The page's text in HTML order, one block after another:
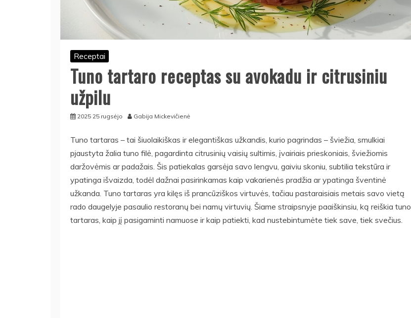
Receptai
Tuno tartaro receptas su avokadu ir citrusiniu
užpilu
2025 25 rugsėjo Gabija Mickevičienė
Tuno tartaras – tai šiuolaikiškas ir elegantiškas užkandis, kurio pagrindas – šviežia, smulkiai
pjaustyta žalia tuno filė, pagardinta citrusinių vaisių sultimis, įvairiais prieskoniais, šviežiomis
daržovėmis ar padažais. Šis patiekalas garsėja savo lengvu, gaiviu skoniu, subtilia tekstūra ir
ypatinga išvaizda, todėl dažnai pasirinkamas kaip vakarienės pradžia ar ypatinga šventinė
užkanda. Tuno tartaras yra kilęs iš prancūziškos virtuvės, tačiau pastaraisiais metais savo vietą
rado daugelyje pasaulio restoranų bei namų virtuvių. Šiame straipsnyje paaiškinsiu, ką reiškia tuno
tartaras, kaip jį pasigaminti namuose ir kaip patiekti, kad nustebintumėte tiek save, tiek svečius.